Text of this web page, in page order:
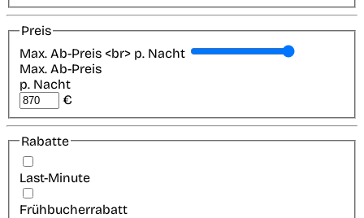
Preis
Max. Ab-Preis <br> p. Nacht
Max. Ab-Preis
p. Nacht
€
Rabatte
Last-Minute
Frühbucherrabatt